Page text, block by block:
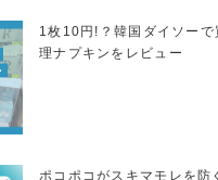
1枚10円!？韓国ダイソーで
理ナプキンをレビュー
ポコポコがスキマモレを防